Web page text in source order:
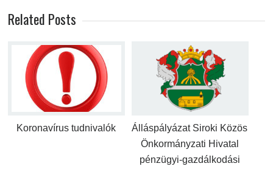
Related Posts
Koronavírus tudnivalók
Álláspályázat Siroki Közös
Önkormányzati Hivatal
pénzügyi-gazdálkodási